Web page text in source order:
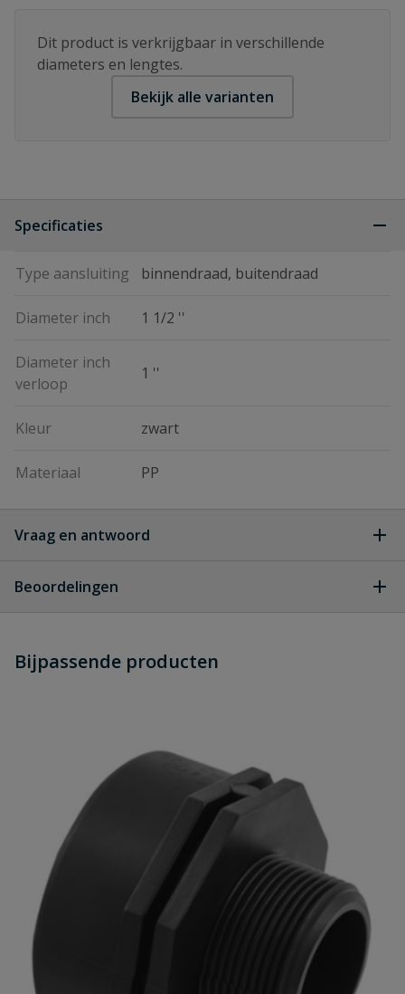
Dit product is verkrijgbaar in verschillende
diameters en lengtes.
Bekijk alle varianten
Specificaties
Type aansluiting binnendraad, buitendraad
Diameter inch 1 1/2 ''
Diameter inch
verloop
1 ''
Kleur zwart
Materiaal PP
Vraag en antwoord
dit product?
Beoordelingen
Schrijf zelf een beoordeling
Naam
Bijpassende producten